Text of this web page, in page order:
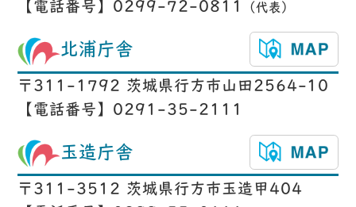
【電話番号】0299-72-0811
（代表）
北浦庁舎
〒311-1792 茨城県行方市山田2564-10
【電話番号】0291-35-2111
玉造庁舎
〒311-3512 茨城県行方市玉造甲404